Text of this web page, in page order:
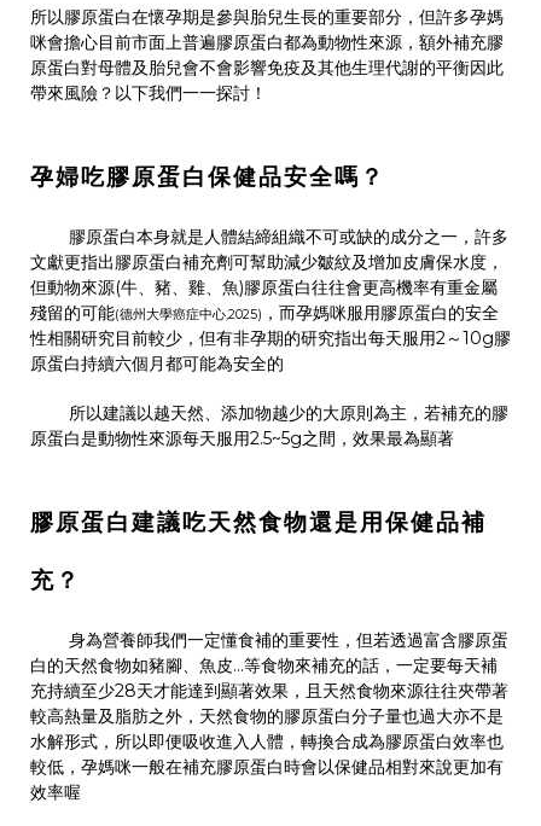
所以膠原蛋白在懷孕期是參與胎兒生長的重要部分，但許多孕媽
咪會擔心目前市面上普遍膠原蛋白都為動物性來源，額外補充膠
原蛋白對母體及胎兒會不會影響免疫及其他生理代謝的平衡因此
帶來風險？以下我們一一探討！
孕婦吃膠原蛋白保健品安全嗎？
膠原蛋白本身就是人體結締組織不可或缺的成分之一，許多
文獻更指出膠原蛋白補充劑可幫助減少皺紋及增加皮膚保水度，
但動物來源(牛、豬、雞、魚)膠原蛋白往往會更高機率有重金屬
殘留的可能(德州大學癌症中心,2025) ，而孕媽咪服用膠原蛋白的安全
性相關研究目前較少，但有非孕期的研究指出每天服用2～10g膠
原蛋白持續六個月都可能為安全的
所以建議以越天然、添加物越少的大原則為主，若補充的膠
原蛋白是動物性來源每天服用2.5~5g之間，效果最為顯著
膠原蛋白建議吃天然食物還是用保健品補
充？
身為營養師我們一定懂食補的重要性，但若透過富含膠原蛋
白的天然食物如豬腳、魚皮…等食物來補充的話，一定要每天補
充持續至少28天才能達到顯著效果，且天然食物來源往往夾帶著
較高熱量及脂肪之外，天然食物的膠原蛋白分子量也過大亦不是
水解形式，所以即便吸收進入人體，轉換合成為膠原蛋白效率也
較低，孕媽咪一般在補充膠原蛋白時會以保健品相對來說更加有
效率喔